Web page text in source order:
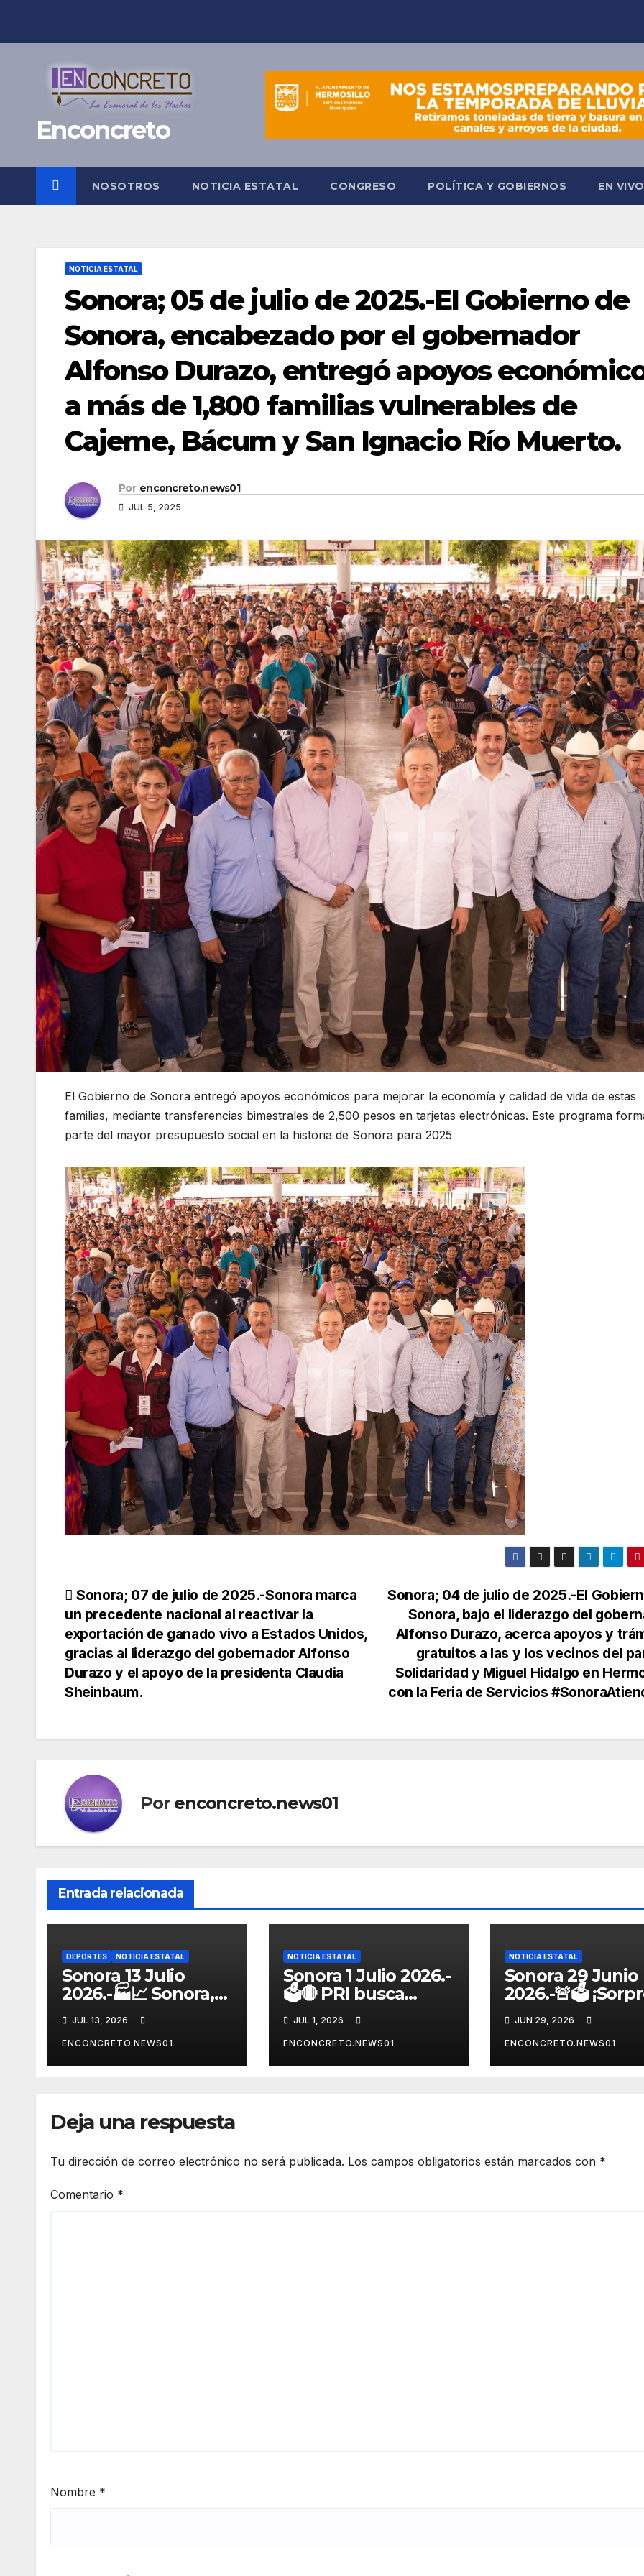
Enconcreto
NOSOTROS NOTICIA ESTATAL CONGRESO POLÍTICA Y GOBIERNOS EN
NOTICIA ESTATAL
Sonora; 05 de julio de 2025.-El Gobierno de
Sonora, encabezado por el gobernador
Alfonso Durazo, entregó apoyos
a más de 1,800 familias vulnerables de
Cajeme, Bácum y San Ignacio Río Muerto.
Por enconcreto.news01
JUL 5, 2025
El Gobierno de Sonora entregó apoyos económicos para mejorar la economía y calidad de vida de estas
familias, mediante transferencias bimestrales de 2,500 pesos en tarjetas electrónicas. Este programa
parte del mayor presupuesto social en la historia de Sonora para 2025
Navegación
de
entradas
Sonora; 04 de julio de 2025.-El
Sonora, bajo el liderazgo del
Alfonso Durazo, acerca apoyos y
gratuitos a las y los vecinos del
Solidaridad y Miguel Hidalgo en
con la Feria de Servicios
Sonora; 07 de julio de 2025.-Sonora marca
un precedente nacional al reactivar la
exportación de ganado vivo a Estados Unidos,
gracias al liderazgo del gobernador Alfonso
Durazo y el apoyo de la presidenta Claudia
Sheinbaum.
Por enconcreto.news01
Entrada relacionada
DEPORTES NOTICIA ESTATAL
Sonora 13 Julio
2026.-🏭📈 Sonora,
nacionales en
crecimiento
manufacturero
JUL 13, 2026
ENCONCRETO.NEWS01
NOTICIA ESTATAL
Sonora 1 Julio 2026.-
🗳️🔴 PRI busca
fortalecer una
alianza opositora
rumbo a 2027 en
JUL 1, 2026
ENCONCRETO.NEWS01
NOTICIA ESTATAL
Sonora 29 Junio
2026.-🚨🗳️
rumbo a 2027!
Omar Del Valle
entra de última
JUN 29, 2026
ENCONCRETO.NEWS01
Deja una respuesta
Tu dirección de correo electrónico no será publicada. Los campos obligatorios están marcados con *
Comentario *
Nombre *